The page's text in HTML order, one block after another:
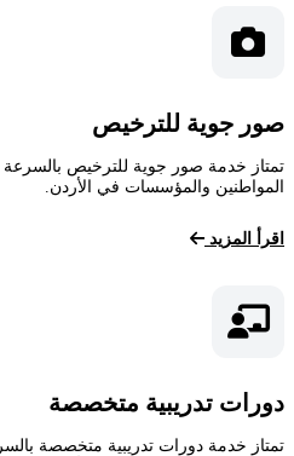
صور جوية للترخيص
تمتاز خدمة صور جوية للترخيص بالسرعة
المواطنين والمؤسسات في الأردن.
اقرأ المزيد
دورات تدريبية متخصصة
تمتاز خدمة دورات تدريبية متخصصة